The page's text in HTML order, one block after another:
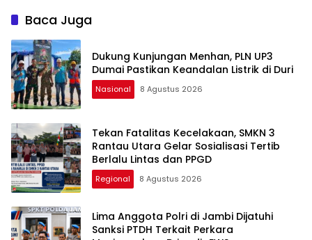
Putih Presisi
Baca Juga
Dukung Kunjungan Menhan, PLN UP3
Dumai Pastikan Keandalan Listrik di Duri
Nasional 8 Agustus 2026
Tekan Fatalitas Kecelakaan, SMKN 3
Rantau Utara Gelar Sosialisasi Tertib
Berlalu Lintas dan PPGD
Regional 8 Agustus 2026
Lima Anggota Polri di Jambi Dijatuhi
Sanksi PTDH Terkait Perkara